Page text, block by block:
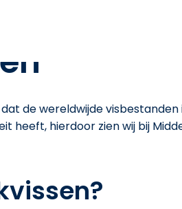
de wereldwijde
heeft, hierdoor zien wij bij